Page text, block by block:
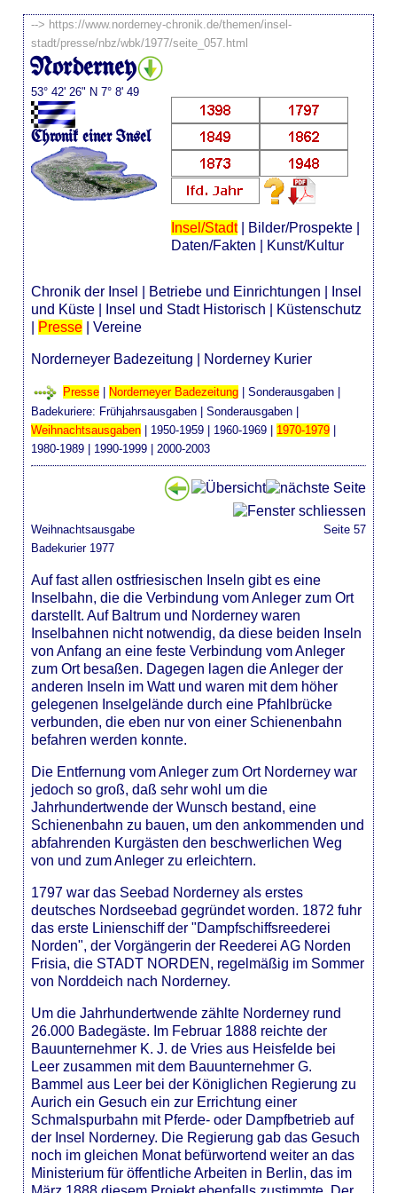
--> https://www.norderney-chronik.de/themen/insel-
stadt/presse/nbz/wbk/1977/seite_057.html
Norderney
53° 42' 26" N 7° 8' 49
Chronik einer Insel
Insel/Stadt| Bilder/Prospekte|
Daten/Fakten
Kunst/Kultur
Chronik der Insel Betriebe und Einrichtungen
Insel
und Küste
Insel und Stadt Historisch
Küstenschutz
Presse |Vereine
Norderneyer Badezeitung Norderney Kurier
Presse Norderneyer Badezeitung |Sonderausgaben
Badekuriere: Frühjahrsausgaben |Sonderausgaben |
Weihnachtsausgaben | 1950-1959 | 1960-1969 | 1970-1979 |
1980-1989 | 1990-1999 | 2000-2003
Weihnachtsausgabe
Badekurier 1977
Seite 57
Auf fast allen ostfriesischen Inseln gibt es eine
Inselbahn, die die Verbindung vom Anleger zum Ort
darstellt. Auf Baltrum und Norderney waren
Inselbahnen nicht notwendig, da diese beiden Inseln
von Anfang an eine feste Verbindung vom Anleger
zum Ort besaßen. Dagegen lagen die Anleger der
anderen Inseln im Watt und waren mit dem höher
gelegenen Inselgelände durch eine Pfahlbrücke
verbunden, die eben nur von einer Schienenbahn
befahren werden konnte.
Die Entfernung vom Anleger zum Ort Norderney war
jedoch so groß, daß sehr wohl um die
Jahrhundertwende der Wunsch bestand, eine
Schienenbahn zu bauen, um den ankommenden und
abfahrenden Kurgästen den beschwerlichen Weg
von und zum Anleger zu erleichtern.
1797 war das Seebad Norderney als erstes
deutsches Nordseebad gegründet worden. 1872 fuhr
das erste Linienschiff der "Dampfschiffsreederei
Norden", der Vorgängerin der Reederei AG Norden
Frisia, die STADT NORDEN, regelmäßig im Sommer
von Norddeich nach Norderney.
Um die Jahrhundertwende zählte Norderney rund
26.000 Badegäste. Im Februar 1888 reichte der
Bauunternehmer K. J. de Vries aus Heisfelde bei
Leer zusammen mit dem Bauunternehmer G.
Bammel aus Leer bei der Königlichen Regierung zu
Aurich ein Gesuch ein zur Errichtung einer
Schmalspurbahn mit Pferde- oder Dampfbetrieb auf
der Insel Norderney. Die Regierung gab das Gesuch
noch im gleichen Monat befürwortend weiter an das
Ministerium für öffentliche Arbeiten in Berlin, das im